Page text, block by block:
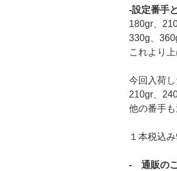
-設定番手
180gr、
330g、
これより上
今回入荷し
210gr、
他の番手も
１本税込
- 通販の